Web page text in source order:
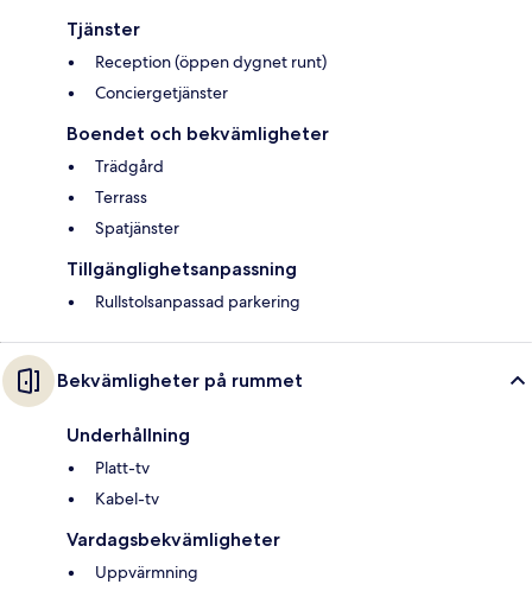
Tjänster
Reception (öppen dygnet runt)
Conciergetjänster
Boendet och bekvämligheter
Trädgård
Terrass
Spatjänster
Tillgänglighetsanpassning
Rullstolsanpassad parkering
Bekvämligheter på rummet
Underhållning
Platt-tv
Kabel-tv
Vardagsbekvämligheter
Uppvärmning